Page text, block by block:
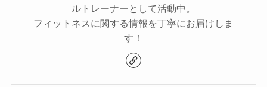
ルトレーナーとして活動中。
フィットネスに関する情報を丁寧にお届けしま
す！